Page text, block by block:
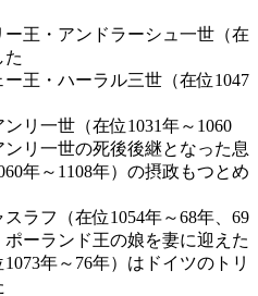
王・アンドラーシュ一世（在
た
王・ハーラル三世（在位1047
リ一世（在位1031年～1060
リ一世の死後後継となった息
年～1108年）の摂政もつとめ
ラフ（在位1054年～68年、69
ーランド王の娘を妻に迎えた
年～76年）はドイツのトリ